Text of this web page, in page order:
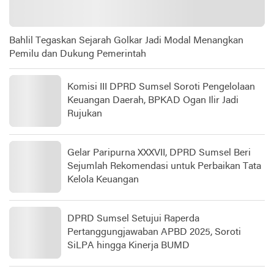
Bahlil Tegaskan Sejarah Golkar Jadi Modal Menangkan
Pemilu dan Dukung Pemerintah
Komisi III DPRD Sumsel Soroti Pengelolaan
Keuangan Daerah, BPKAD Ogan Ilir Jadi
Rujukan
Gelar Paripurna XXXVII, DPRD Sumsel Beri
Sejumlah Rekomendasi untuk Perbaikan Tata
Kelola Keuangan
DPRD Sumsel Setujui Raperda
Pertanggungjawaban APBD 2025, Soroti
SiLPA hingga Kinerja BUMD